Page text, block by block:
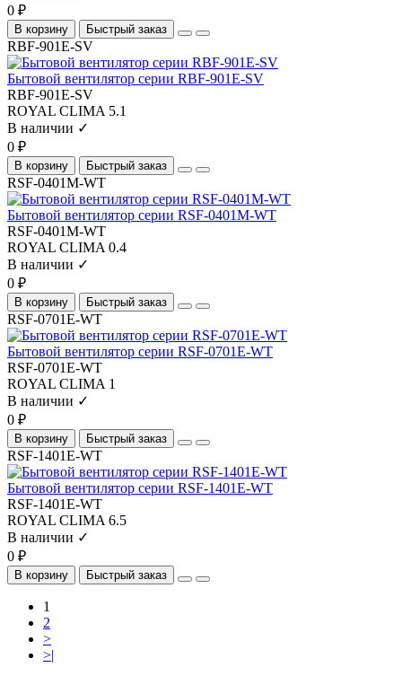
0 ₽
В корзину Быстрый заказ
RBF-901E-SV
Бытовой вентилятор серии RBF-901E-SV
RBF-901E-SV
ROYAL CLIMA 5.1
В наличии ✓
0 ₽
В корзину Быстрый заказ
RSF-0401M-WT
Бытовой вентилятор серии RSF-0401M-WT
RSF-0401M-WT
ROYAL CLIMA 0.4
В наличии ✓
0 ₽
В корзину Быстрый заказ
RSF-0701E-WT
Бытовой вентилятор серии RSF-0701E-WT
RSF-0701E-WT
ROYAL CLIMA 1
В наличии ✓
0 ₽
В корзину Быстрый заказ
RSF-1401E-WT
Бытовой вентилятор серии RSF-1401E-WT
RSF-1401E-WT
ROYAL CLIMA 6.5
В наличии ✓
0 ₽
В корзину Быстрый заказ
1
2
>
>|